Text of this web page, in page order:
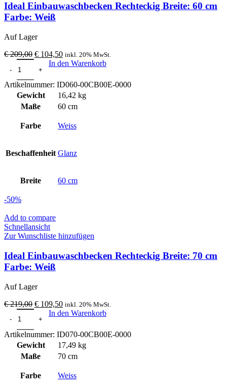
Ideal Einbauwaschbecken Rechteckig Breite: 60 cm
Farbe: Weiß
Auf Lager
€209,00 Ursprünglicher
Preis
war:
€ 209,00
€ 104,50Aktueller
Preis
€ 104,50.
inkl. 20% MwSt.
Ideal Einbauwaschbecken Rechteckig Breite: 60 cm Farbe: Weiß
In den Warenkorb
Artikelnummer: ID060-00CB00E-0000
Gewicht
16,42 kg
Maße
60 cm
Farbe Weiss
Beschaffenheit Glanz
Breite 60 cm
-50%
Add to compare
Schnellansicht
Zur Wunschliste hinzufügen
Ideal Einbauwaschbecken Rechteckig Breite: 70 cm
Farbe: Weiß
Auf Lager
€219,00 Ursprünglicher
Preis
war:
€ 219,00
€ 109,50Aktueller
Preis
€ 109,50.
inkl. 20% MwSt.
Ideal Einbauwaschbecken Rechteckig Breite: 70 cm Farbe: Weiß
In den Warenkorb
Artikelnummer: ID070-00CB00E-0000
Gewicht
17,49 kg
Maße
70 cm
Farbe Weiss